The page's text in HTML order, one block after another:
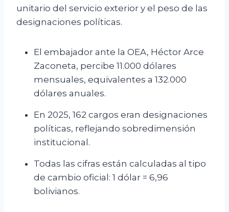
unitario del servicio exterior y el peso de las
designaciones políticas.
El embajador ante la OEA, Héctor Arce
Zaconeta, percibe 11.000 dólares
mensuales, equivalentes a 132.000
dólares anuales.
En 2025, 162 cargos eran designaciones
políticas, reflejando sobredimensión
institucional.
Todas las cifras están calculadas al tipo
de cambio oficial: 1 dólar = 6,96
bolivianos.